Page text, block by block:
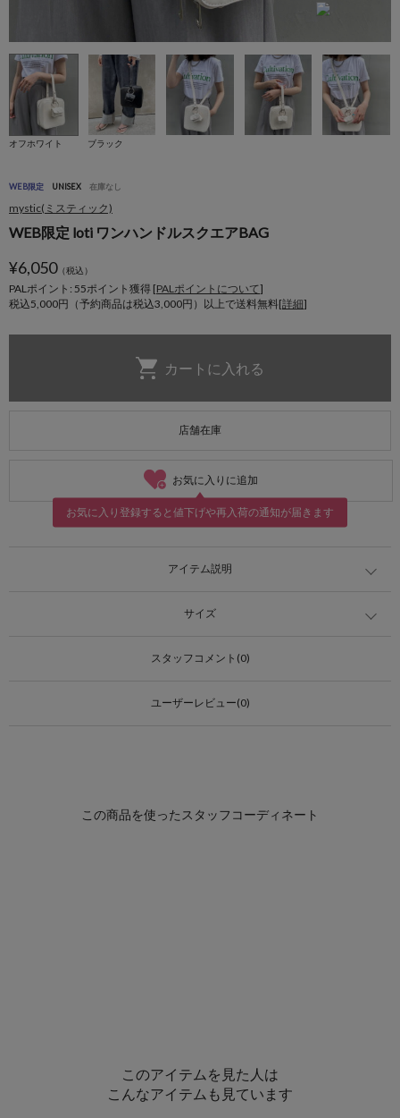
オフホワイト ブラック
WEB限定 UNISEX 在庫なし
mystic(ミスティック)
WEB限定 loti ワンハンドルスクエアBAG
¥6,050（税込）
PALポイント: 55ポイント獲得 [PALポイントについて]
税込5,000円（予約商品は税込3,000円）以上で送料無料[詳細]
店舗在庫
お気に入りに追加
お気に入り登録すると値下げや再入荷の通知が届きます
アイテム説明
サイズ
スタッフコメント(0)
ユーザーレビュー(0)
このアイテムを見た人は
こんなアイテムも見ています